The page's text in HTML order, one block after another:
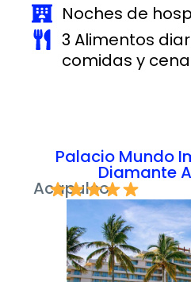
Noches de
3 Alimentos
comidas y
Palacio Mundo
Diamante
Acapulco